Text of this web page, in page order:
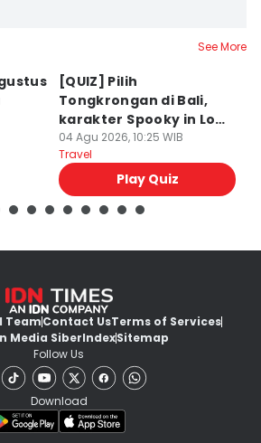
See More
[QUIZ] Pilih
Tongkrongan di Bali,
karakter Spooky in Love
Ini Mirip Kamu
04 Agu 2026, 10:25 WIB
Travel
Play Quiz
TeamContact UsTerms of Services
Media SiberIndexSitemap
Follow Us
Download